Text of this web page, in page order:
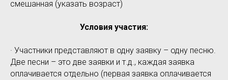
смешанная (указать возраст)
Условия участия:
· Участники представляют в одну заявку – одну песню.
Две песни – это две заявки и т.д., каждая заявка
оплачивается отдельно (первая заявка оплачивается